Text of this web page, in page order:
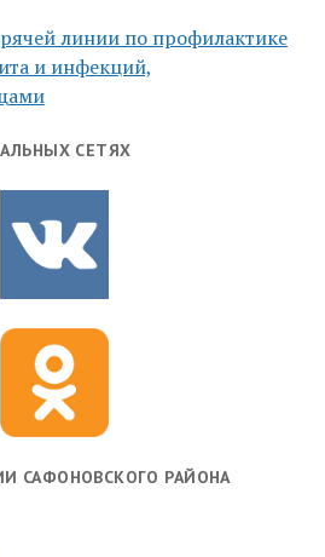
линии по профилактике
и инфекций,
СЕТЯХ
САФОНОВСКОГО РАЙОНА